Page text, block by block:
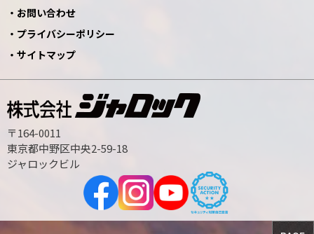
お問い合わせ
プライバシーポリシー
サイトマップ
〒164-0011
東京都中野区中央2-59-18
ジャロックビル